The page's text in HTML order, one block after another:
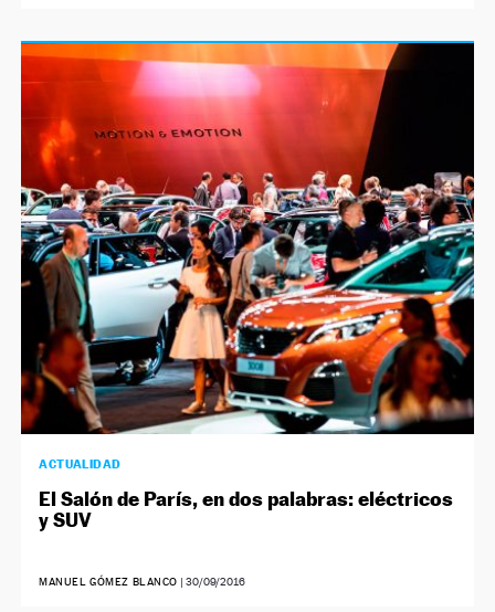
ACTUALIDAD
El Salón de París, en dos palabras: eléctricos
y SUV
MANUEL GÓMEZ BLANCO |30/09/2016